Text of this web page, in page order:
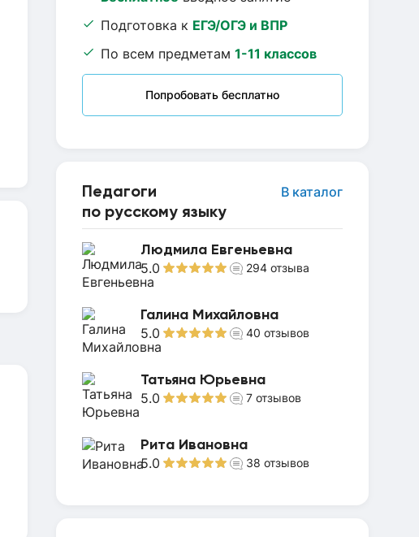
Подготовка к ЕГЭ/ОГЭ и ВПР
По всем предметам 1-11 классов
Попробовать бесплатно
Педагоги
по русскому языку
В каталог
Людмила Евгеньевна
5.0 294 отзыва
Галина Михайловна
5.0 40 отзывов
Татьяна Юрьевна
5.0 7 отзывов
Рита Ивановна
5.0 38 отзывов